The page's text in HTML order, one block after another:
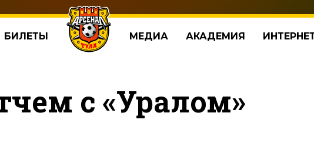
БИЛЕТЫ МЕДИА АКАДЕМИЯ
с «Уралом»